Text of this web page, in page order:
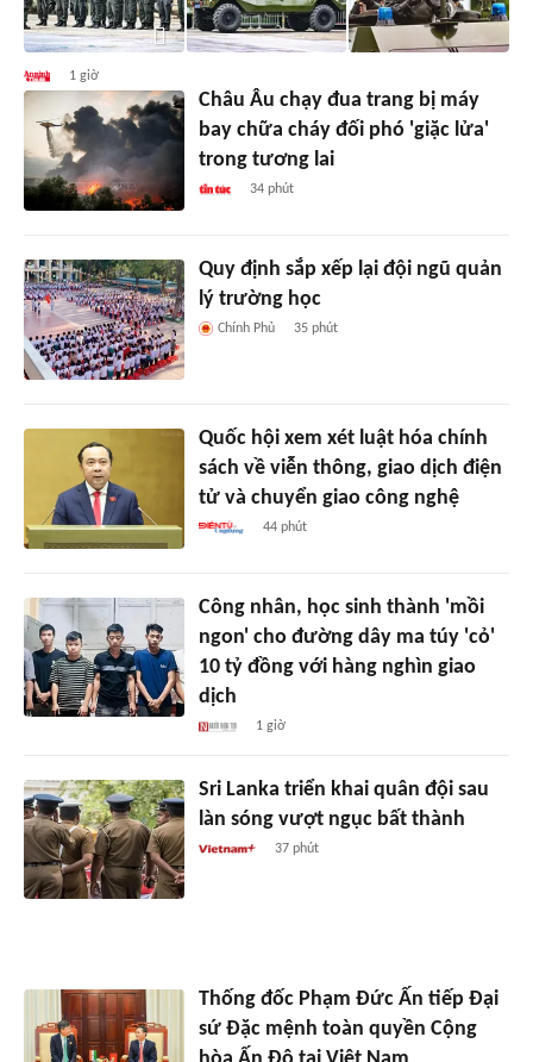
1 giờ
Châu Âu chạy đua trang bị máy
bay chữa cháy đối phó 'giặc lửa'
trong tương lai
34 phút
Quy định sắp xếp lại đội ngũ quản
lý trường học
Chính Phủ 35 phút
Quốc hội xem xét luật hóa chính
sách về viễn thông, giao dịch điện
tử và chuyển giao công nghệ
44 phút
Công nhân, học sinh thành 'mồi
ngon' cho đường dây ma túy 'cỏ'
10 tỷ đồng với hàng nghìn giao
dịch
1 giờ
Sri Lanka triển khai quân đội sau
làn sóng vượt ngục bất thành
37 phút
Thống đốc Phạm Đức Ấn tiếp Đại
sứ Đặc mệnh toàn quyền Cộng